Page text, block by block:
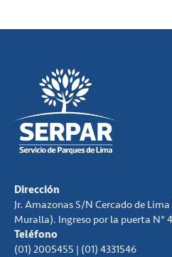
Dirección
Jr. Amazonas S/N Cercado de
Muralla). Ingreso por la puerta N° 4
Teléfono
(01) 2005455 | (01) 4331546